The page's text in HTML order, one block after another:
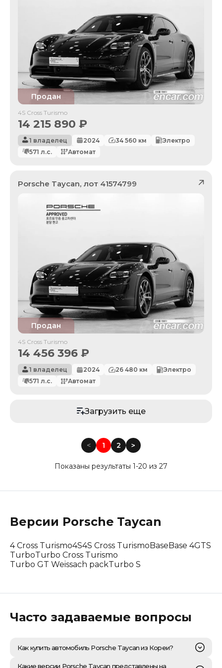
Продан
4S Cross Turismo
14 215 890 ₽
1 владелец 2024 34 560 км
Электро
571 л.с. Автомат
Porsche Taycan, лот 41574799
Продан
4S Cross Turismo
14 456 396 ₽
1 владелец 2024 26 480 км
Электро
571 л.с. Автомат
Загрузить еще
< 1 2 <
Показаны результаты 1-20 из 27
Версии Porsche Taycan
4 Cross Turismo4S4S Cross Turismo Base Base 4GTS
TurboTurbo Cross Turismo
Turbo GT Weissach packTurbo S
Часто задаваемые вопросы
Как купить автомобиль Porsche Taycan из Кореи?
Приобретение электрического спорткара Porsche
Какие версии Porsche Taycan представлены на